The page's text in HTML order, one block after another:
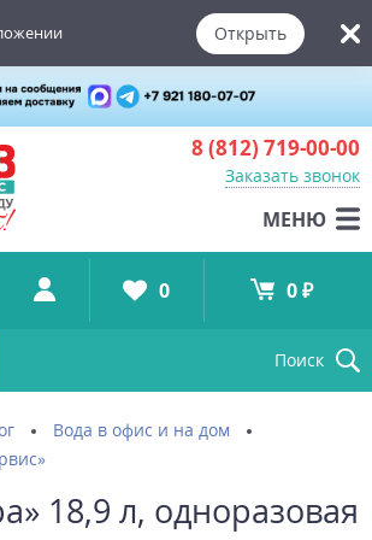
8 (812) 719-00-00
Заказать звонок
МЕНЮ
Открыть
Поиск
0 0 ₽
Вода в офис и на дом
18,9 л, одноразовая